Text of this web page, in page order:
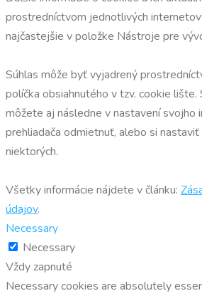
prostredníctvom jednotlivých
najčastejšie v položke Nástroje pre
Súhlas môže byť vyjadrený
políčka obsiahnutého v tzv. cookie lište.
môžete aj následne v nastavení svojho
prehliadača odmietnuť, alebo si nastaviť
niektorých.
Všetky informácie nájdete v článku:
údajov.
Necessary
Necessary
Vždy zapnuté
Necessary cookies are absolutely